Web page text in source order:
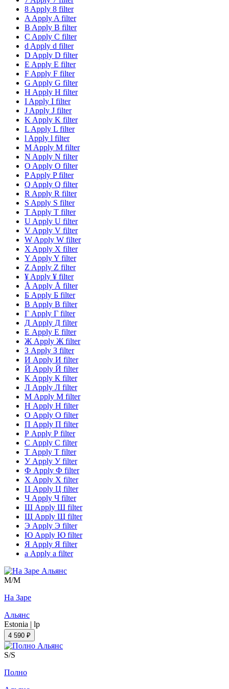
8 Apply 8 filter
A Apply A filter
B Apply B filter
C Apply C filter
d Apply d filter
D Apply D filter
E Apply E filter
F Apply F filter
G Apply G filter
H Apply H filter
I Apply I filter
J Apply J filter
K Apply K filter
L Apply L filter
l Apply l filter
M Apply M filter
N Apply N filter
O Apply O filter
PApply P filter
Q Apply Q filter
R Apply R filter
S Apply S filter
T Apply T filter
U Apply U filter
V Apply V filter
W Apply W filter
X Apply X filter
Y Apply Y filter
Z Apply Z filter
¥ Apply ¥ filter
Å Apply Å filter
Б Apply Б filter
В Apply В filter
Г Apply Г filter
Д Apply Д filter
Е Apply Е filter
Ж Apply Ж filter
З Apply З filter
И Apply И filter
Й Apply Й filter
К Apply К filter
Л Apply Л filter
М Apply М filter
Н Apply Н filter
О Apply О filter
П Apply П filter
Р Apply Р filter
С Apply С filter
Т Apply Т filter
УApply У filter
Ф Apply Ф filter
Х Apply Х filter
Ц Apply Ц filter
Ч Apply Ч filter
Ш Apply Ш filter
Щ Apply Щ filter
Э Apply Э filter
Ю Apply Ю filter
Я Apply Я filter
а Apply а filter
M/M
На Заре
Альянс
Estonia | lp
4 590 ₽
S/S
Полно